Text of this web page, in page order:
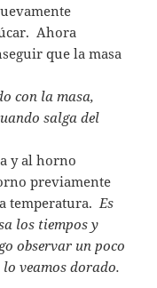
Ahora
que la masa
con la masa,
salga del
y al horno
previamente
temperatura.Es
los tiempos y
observar un poco
veamos dorado.